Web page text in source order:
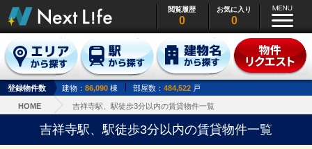
閲覧履歴
0
お気に入り
0
登録物件数 建物： 86,090 棟 部屋数： 484,522 戸
HOME 吉祥寺駅、駅徒歩3分以内の賃貸物件一覧
吉祥寺駅、駅徒歩3分以内の賃貸物件一覧